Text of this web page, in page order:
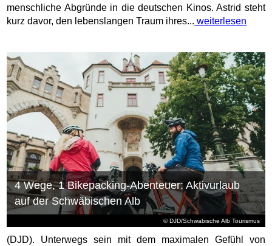
menschliche Abgründe in die deutschen Kinos. Astrid steht
kurz davor, den lebenslangen Traum ihres... weiterlesen
© DJD/Schwäbische Alb Tourismus
4 Wege, 1 Bikepacking-Abenteuer: Aktivurlaub
auf der Schwäbischen Alb
(DJD). Unterwegs sein mit dem maximalen Gefühl von